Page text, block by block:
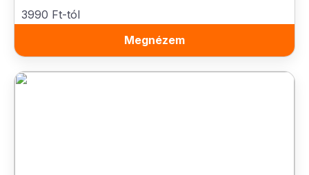
3990 Ft-tól
Megnézem